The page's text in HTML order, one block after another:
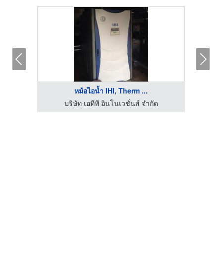
หม้อไอน้ำ IHI, Therm ...
บริษัท เอทีพี อินโนเวชั่นส์ จำกัด